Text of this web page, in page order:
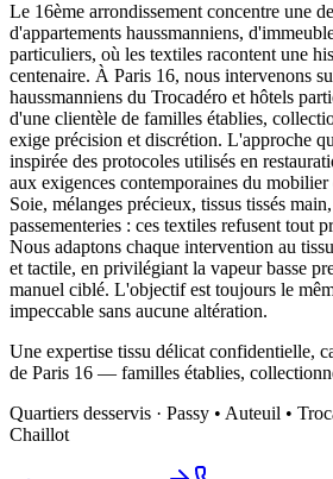
Le 16ème arrondissement concentre une
d'appartements haussmanniens,
particuliers, où les textiles racontent une
centenaire. À Paris 16, nous intervenons
haussmanniens du Trocadéro et hôtels
d'une clientèle de familles établies,
exige précision et discrétion. L'approche
inspirée des protocoles utilisés en
aux exigences contemporaines du mobilier
Soie, mélanges précieux, tissus tissés
passementeries : ces textiles refusent tout
Nous adaptons chaque intervention au
et tactile, en privilégiant la vapeur basse
manuel ciblé. L'objectif est toujours le
impeccable sans aucune altération.
Une expertise tissu délicat confidentielle,
de Paris 16 — familles établies,
Quartiers desservis · Passy • Auteuil •
Chaillot